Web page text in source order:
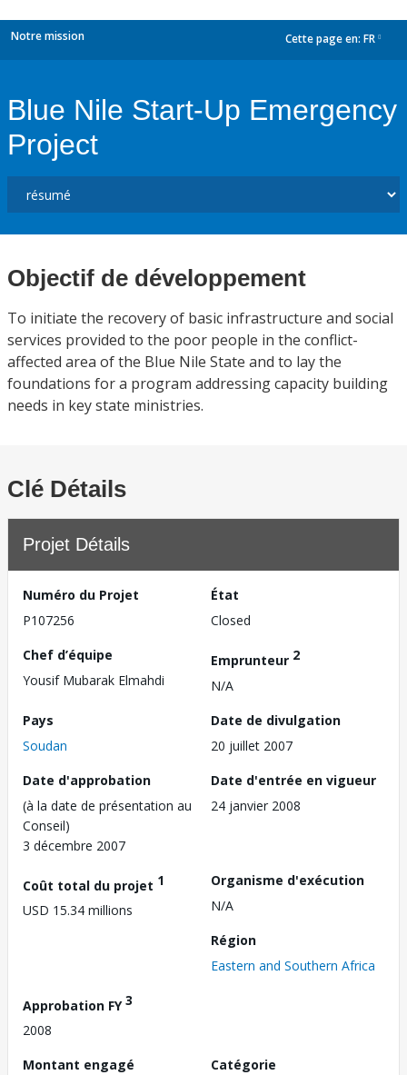
Notre mission Cette page en: FR
Blue Nile Start-Up Emergency
Project
Objectif de développement
To initiate the recovery of basic infrastructure and social
services provided to the poor people in the conflict-
affected area of the Blue Nile State and to lay the
foundations for a program addressing capacity building
needs in key state ministries.
Clé Détails
Projet Détails
Numéro du Projet
P107256
État
Closed
Chef d’équipe
Yousif Mubarak Elmahdi
Emprunteur 2
N/A
Pays
Soudan
Date de divulgation
20 juillet 2007
Date d'approbation
(à la date de présentation au
Conseil)
3 décembre 2007
Date d'entrée en vigueur
24 janvier 2008
Coût total du projet 1
USD 15.34 millions
Organisme d'exécution
N/A
Région
Eastern and Southern Africa
Approbation FY3
2008
Montant engagé
Catégorie